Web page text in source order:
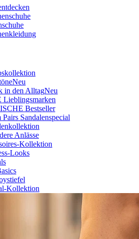
Neu
in den AlltagNeu
Lieblingsmarken
Bestseller
Pairs Sandalenspecial
Anlässe
Kollektion
Looks
Kollektion